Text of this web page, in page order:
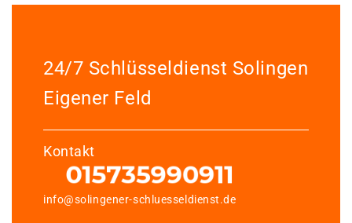
24/7 Schlüsseldienst Solingen
Eigener Feld
Kontakt
info@solingener-schluesseldienst.de